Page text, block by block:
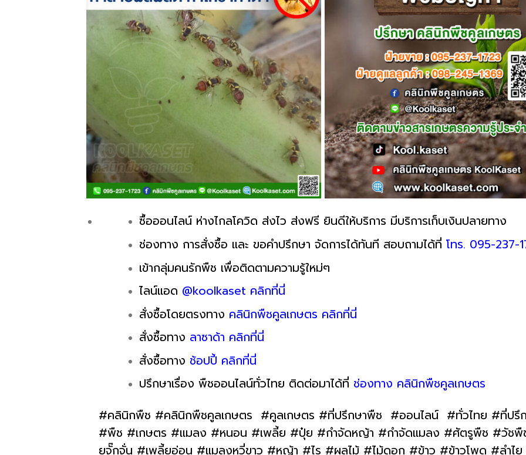
ซื้อออนไลน์ ห่างไกลโควิด ส่งไว ส่งฟรี ยินดีให้บริการ มีบริการเก็บเงินปลายทาง
ช่องทาง การสั่งซื้อ และ ขอคำปรึกษา จัดการได้ทันที สอบถามได้ที่ โทร. 095-237-
เข้ากลุ่มคนรักพืช เพื่อติดตามความรู้ใหม่ๆ
ไลน์แอด @koolkaset คลิกที่นี่
สั่งซื้อโดยตรงทาง คลินิกพืชคูลเกษตร คลิกที่นี่
สั่งซื้อทาง ลาซาด้า คลิกที่นี่
สั่งซื้อทาง ช้อปปี้ คลิกที่นี่
ปรึกษาเรื่อง พืชออนไลน์ทั่วไทย ติดต่อมาได้ที่ ช่องทาง คลินิกพืชคูลเกษตร
#คลินิกพืช #คลินิกพืชคูลเกษตร #คูลเกษตร #ที่ปรึกษาพืช #ออนไลน์ #ทั่วไทย #ที่ปรึก
#พืช #เกษตร #แมลง #หนอน #เพลี้ย #ปุ๋ย #กำจัดหญ้า #กำจัดแมลง #ศัตรูพืช #วัชพื
ยจั๊กจั่น #เพลี้ยอ่อน #แมลงหวี่ขาว #หญ้า #ไร #ผลไม้ #ไม้ดอก #ข้าว #ข้าวโพด #ลำไ